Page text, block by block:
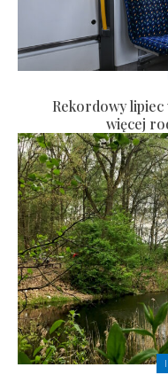
Rekordowy lipiec
więcej